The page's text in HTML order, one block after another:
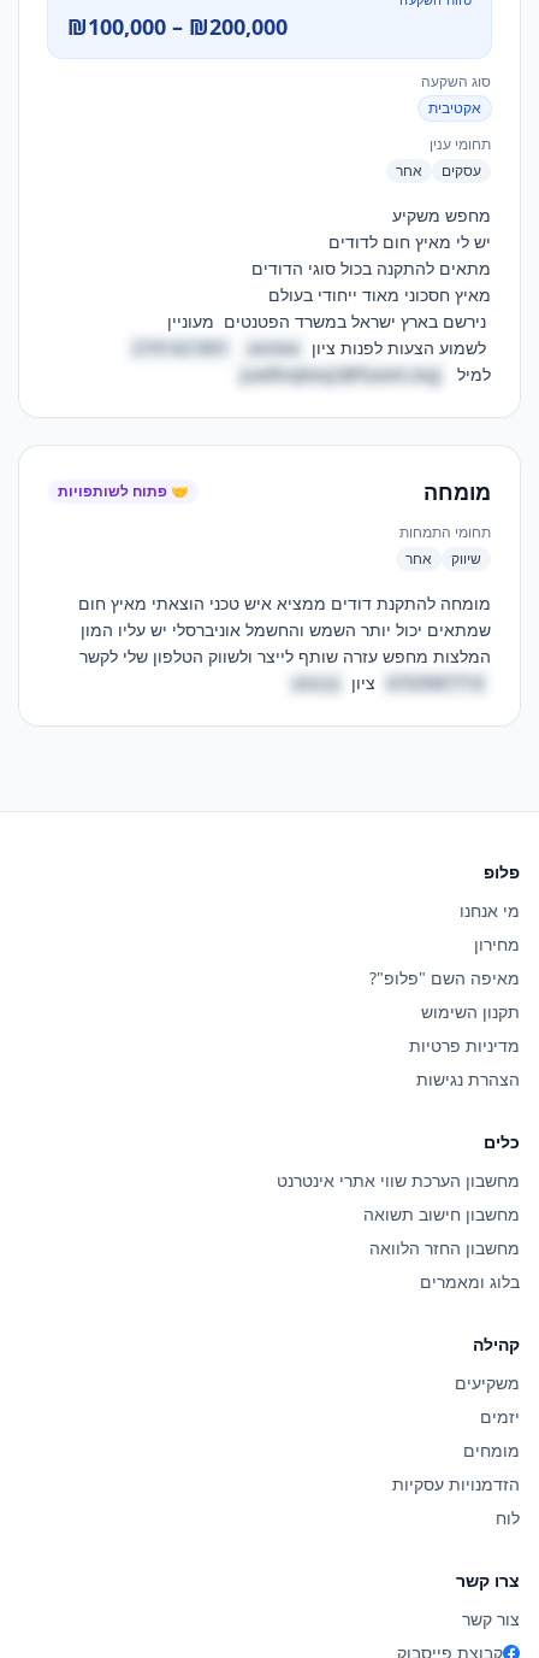
₪100,000 – ₪200,000
סוג השקעה
אקטיבית
תחומי ענין
עסקים
אחר
אסחמג
2741421891
למיל
juwfinqkovj2@fzaom.ovg
מומחה
🤝 פתוח לשותפויות
תחומי התמחות
שיווק
אחר
המלצות מחפש עזרה שותף לייצר ולשווק הטלפון שלי לקשר
6703987710
ציון בבאזט
פלופ
מי אנחנו
מחירון
מאיפה השם "פלופ"?
תקנון השימוש
מדיניות פרטיות
הצהרת נגישות
כלים
מחשבון הערכת שווי אתרי אינטרנט
מחשבון חישוב תשואה
מחשבון החזר הלוואה
בלוג ומאמרים
קהילה
משקיעים
יזמים
מומחים
הזדמנויות עסקיות
לוח
צרו קשר
צור קשר
קבוצת פייסבוק